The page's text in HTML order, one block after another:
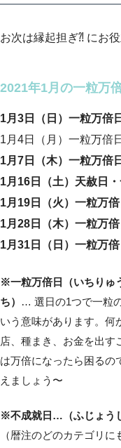
お次は縁起担ぎ⁈ にお役
2021年1月の一粒万
1月3日（日）一粒万倍日
1月4日（月）一粒万倍
1月7日（木）一粒万倍日
1月16日（土）天赦日・
1月19日（火）一粒万倍
1月28日（木）一粒万倍
1月31日（日）一粒万倍
※一粒万倍日（いちりゅ
ち）
… 選日の1つで一粒
いう意味があります。何
店、種まき、お金を出す
は万倍になったら困るの
えましょう〜
※不成就日…（ふじょう
（暦注のどのカテゴリ